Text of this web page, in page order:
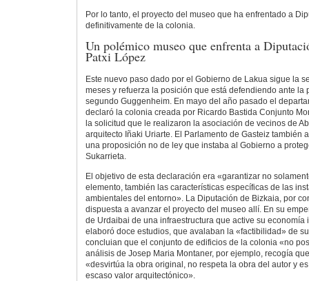
Por lo tanto, el proyecto del museo que ha enfrentado a
definitivamente de la colonia.
Un polémico museo que enfrenta a
Patxi López
Este nuevo paso dado por el Gobierno de Lakua sigue la
meses y refuerza la posición que está defendiendo ante la
segundo Guggenheim. En mayo del año pasado el
declaró la colonia creada por Ricardo Bastida Conjunto
la solicitud que le realizaron la asociación de vecinos de
arquitecto Iñaki Uriarte. El Parlamento de Gasteiz también
una proposición no de ley que instaba al Gobierno a
Sukarrieta.
El objetivo de esta declaración era «garantizar no
elemento, también las características específicas de las
ambientales del entorno». La Diputación de Bizkaia, por
dispuesta a avanzar el proyecto del museo allí. En su
de Urdaibai de una infraestructura que active su economía
elaboró doce estudios, que avalaban la «factibilidad» de
concluian que el conjunto de edificios de la colonia «no
análisis de Josep Maria Montaner, por ejemplo, recogía
«desvirtúa la obra original, no respeta la obra del autor y
escaso valor arquitectónico».